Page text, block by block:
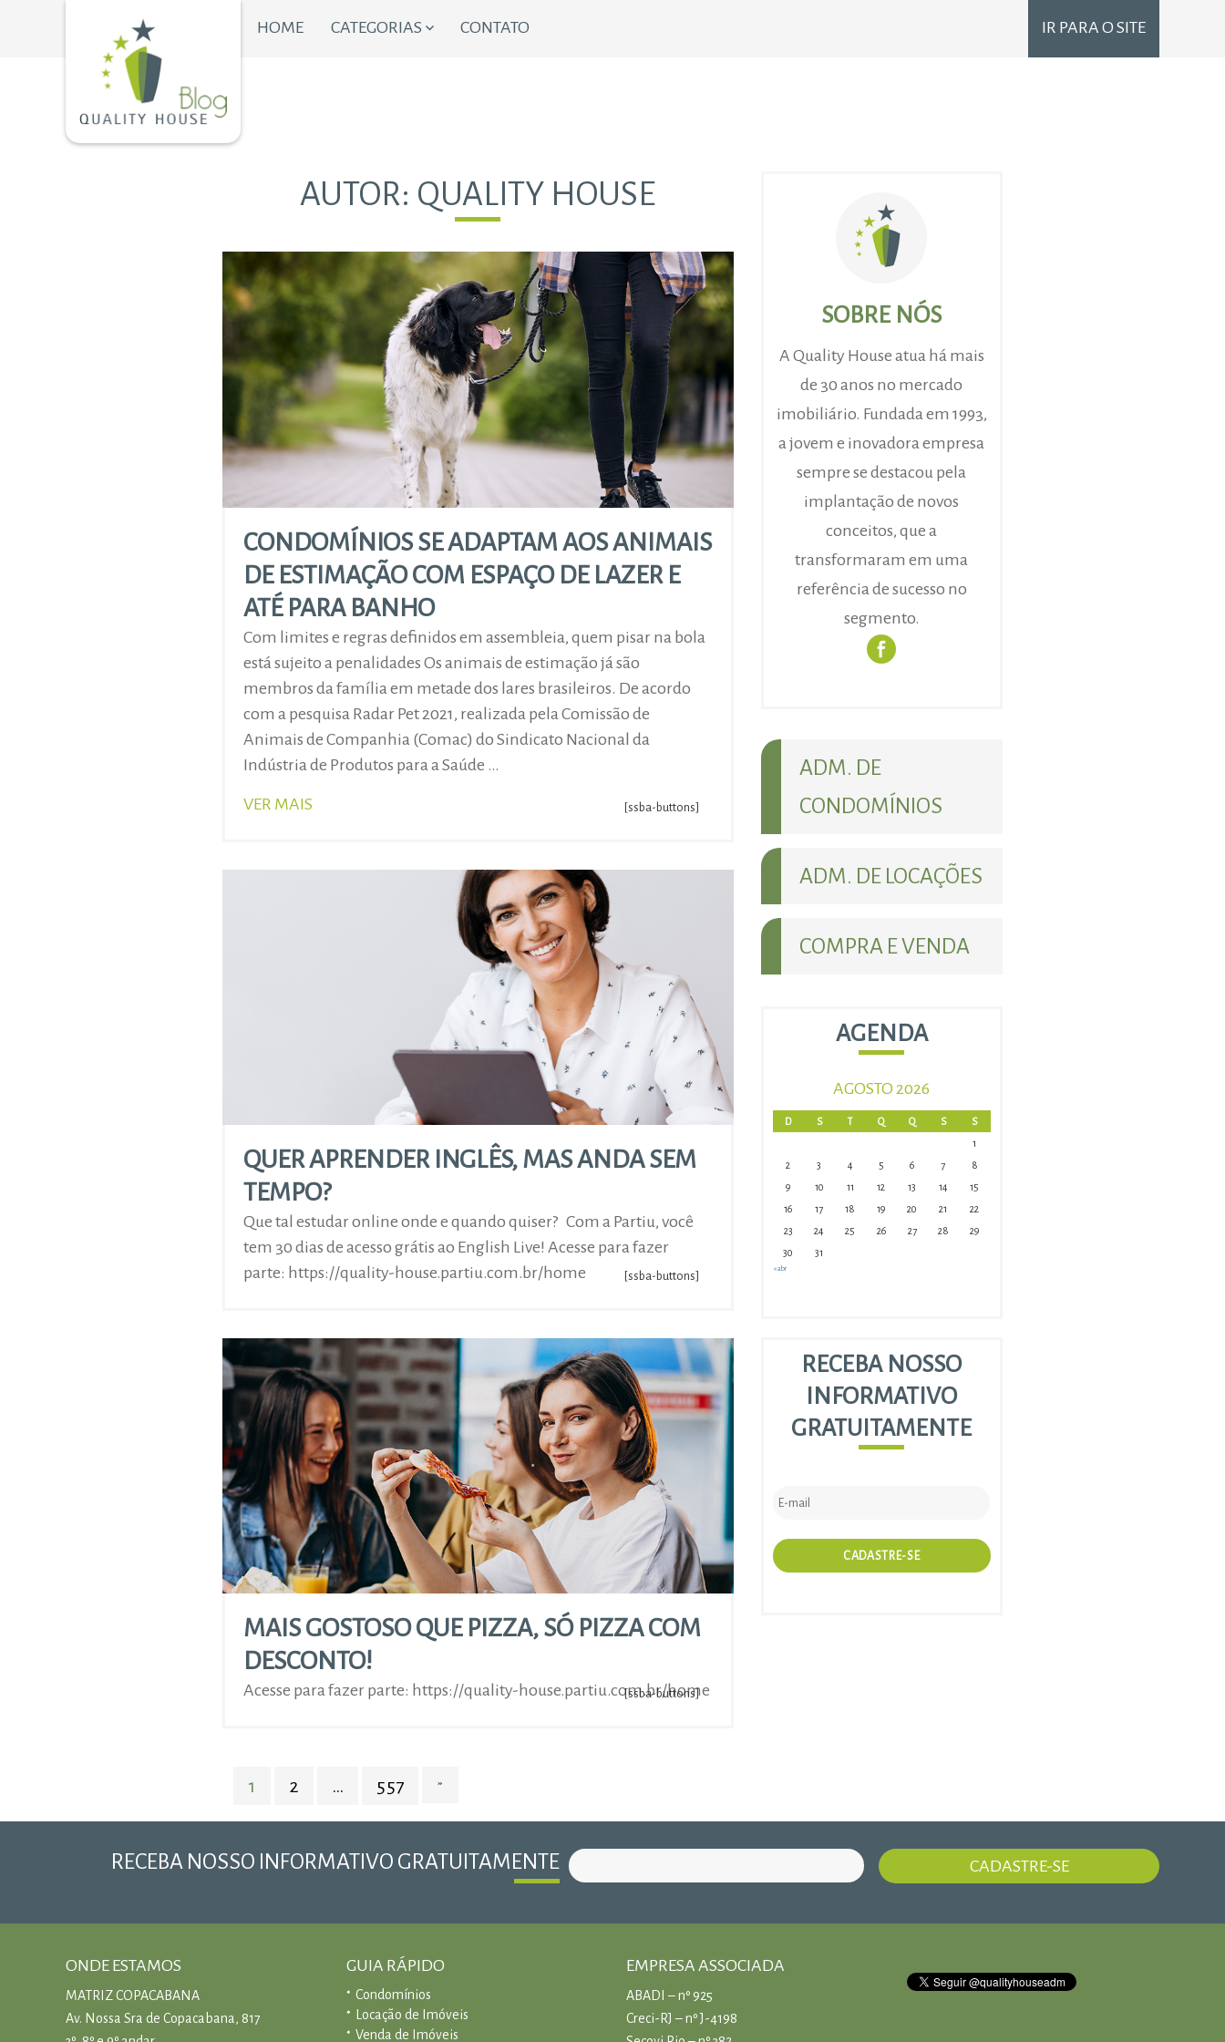
HOME CATEGORIAS CONTATO IR PARA O SITE
AUTOR: QUALITY HOUSE
CONDOMÍNIOS SE ADAPTAM AOS ANIMAIS
DE ESTIMAÇÃO COM ESPAÇO DE LAZER E
ATÉ PARA BANHO
Com limites e regras definidos em assembleia, quem pisar na bola
está sujeito a penalidades Os animais de estimação já são
membros da família em metade dos lares brasileiros. De acordo
com a pesquisa Radar Pet 2021, realizada pela Comissão de
Animais de Companhia (Comac) do Sindicato Nacional da
Indústria de Produtos para a Saúde …
VER MAIS [ssba-buttons]
QUER APRENDER INGLÊS, MAS ANDA SEM
TEMPO?
Que tal estudar online onde e quando quiser? Com a Partiu, você
tem 30 dias de acesso grátis ao English Live! Acesse para fazer
parte: https://quality-house.partiu.com.br/home
[ssba-buttons]
MAIS GOSTOSO QUE PIZZA, SÓ PIZZA COM
DESCONTO!
Acesse para fazer parte: https://quality-house.partiu.com.br/home
[ssba-buttons]
PÁGINA
1 PÁGINA
2 … PÁGINA
557
R
A
P
G
I
SOBRE NÓS
A Quality House atua há mais
de 30 anos no mercado
imobiliário. Fundada em 1993,
a jovem e inovadora empresa
sempre se destacou pela
implantação de novos
conceitos, que a
transformaram em uma
referência de sucesso no
segmento.
ADM. DE
CONDOMÍNIOS
ADM. DE LOCAÇÕES
COMPRA E VENDA
AGENDA
AGOSTO 2026
D S T Q Q S
S
1
2
3 4 5 6 7
8
9
10 11 12 13 14
15
16
17 18 19 20 21
22
23
24 25 26 27 28
29
30
31
« abr
RECEBA NOSSO
INFORMATIVO
GRATUITAMENTE
RECEBA NOSSO INFORMATIVO GRATUITAMENTE
ONDE ESTAMOS
MATRIZ COPACABANA
Av. Nossa Sra de Copacabana, 817
GUIA RÁPIDO
Condomínios
Locação de Imóveis
Venda de Imóveis
EMPRESA ASSOCIADA
ABADI – nº 925
Creci-RJ – nº J-4198